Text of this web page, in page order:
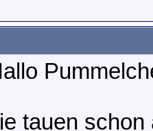
tauen